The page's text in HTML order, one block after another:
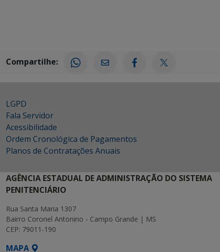
Compartilhe:
LGPD
Fala Servidor
Acessibilidade
Ordem Cronológica de Pagamentos
Planos de Contratações Anuais
AGÊNCIA ESTADUAL DE ADMINISTRAÇÃO DO SISTEMA
PENITENCIÁRIO
Rua Santa Maria 1307
Bairro Coronel Antonino - Campo Grande | MS
CEP: 79011-190
MAPA